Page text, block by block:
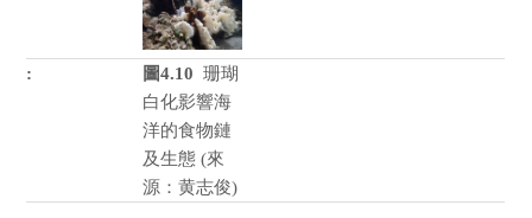
圖4.10 珊瑚
白化影響海
洋的食物鏈
及生態 (來
源：黄志俊)